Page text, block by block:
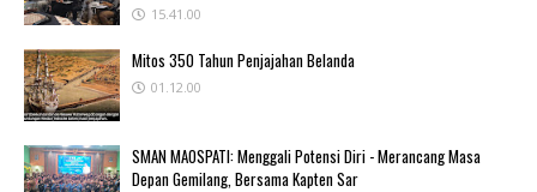
15.41.00
Mitos 350 Tahun Penjajahan Belanda
01.12.00
SMAN MAOSPATI: Menggali Potensi Diri - Merancang Masa
Depan Gemilang, Bersama Kapten Sar